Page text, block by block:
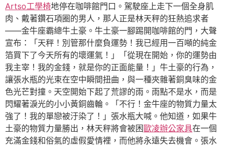
Artso工學椅地停在咖啡館門口。駕駛座上走下一個全身肌
肉、戴著鑽石項圈的男人，那人正是林天秤的狂熱追求者
——金牛座霸總牛土豪。牛土豪一腳踢開咖啡館的門，大聲
宣布：「天秤！別管那什麼負運勢！我已經用一百噸的純金
箔買下了今天所有的壞運氣！」「從現在開始，你的運勢由
我主宰！我的金錢，就是你的正面能量！」牛土豪的行為，
讓張水瓶的光束在空中瞬間扭曲，與一種夾雜著銅臭味的金
色光芒對撞。天空開始下起了荒謬的雨。雨點不是水，而是
閃耀著淚光的小小黃銅齒輪。「不行！金牛座的物質力量太
強了！我的單戀被汙染了！」張水瓶大喊。他知道，如果牛
土豪的物質力量勝出，林天秤將會被困歐凌辦公家具在一個
充滿金錢和俗氣的虛假愛情裡，而他將永遠失去機會。張水